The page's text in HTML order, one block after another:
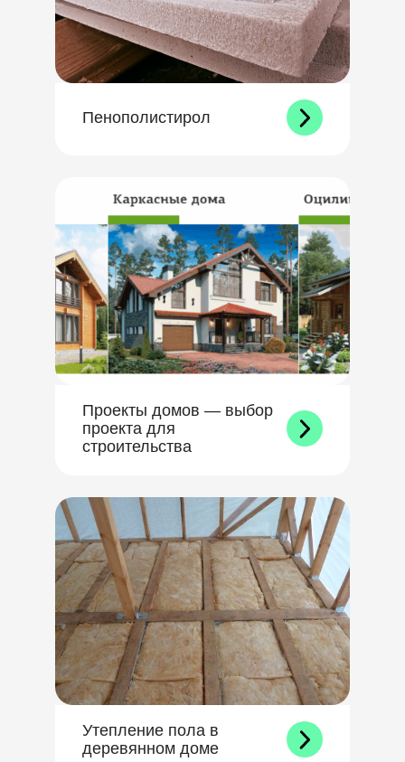
Пенополистирол
Проекты домов — выбор
проекта для
строительства
Утепление пола в
деревянном доме